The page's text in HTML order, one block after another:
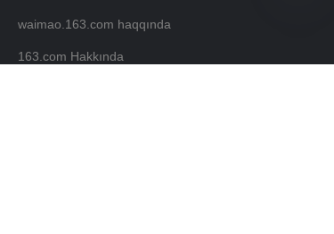
waimao.163.com haqqında
163.com Hakkında
TR